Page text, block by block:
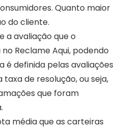
Quanto maior
do cliente.
a avaliação que o
Reclame Aqui, podendo
é definida pelas avaliações
de resolução, ou seja,
que foram
média que as carteiras